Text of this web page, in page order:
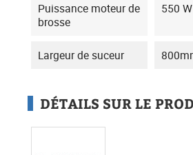
Puissance moteur de
brosse
550 W
Largeur de suceur
DÉTAILS SUR LE